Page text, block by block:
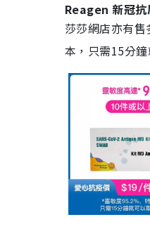
Reagen 新冠抗
莎莎網店亦有
本，只需15分